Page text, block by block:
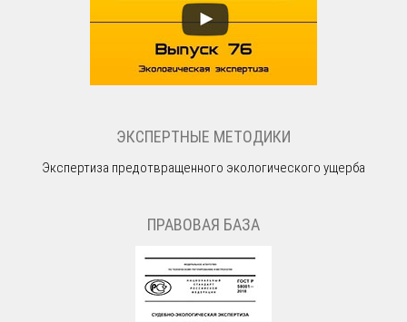
ЭКСПЕРТНЫЕ МЕТОДИКИ
Экспертиза предотвращенного экологического ущерба
ПРАВОВАЯ БАЗА